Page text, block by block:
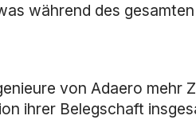
während des gesamten
von Adaero mehr
ihrer Belegschaft